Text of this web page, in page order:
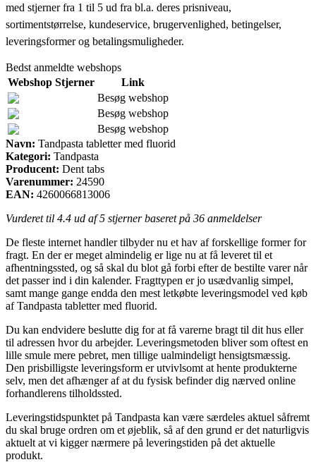
med stjerner fra 1 til 5 ud fra bl.a. deres prisniveau,
sortimentstørrelse, kundeservice, brugervenlighed, betingelser,
leveringsformer og betalingsmuligheder.
Bedst anmeldte webshops
Webshop Stjerner
Link
Besøg webshop
Besøg webshop
Besøg webshop
Navn: Tandpasta tabletter med fluorid
Kategori: Tandpasta
Producent: Dent tabs
Varenummer: 24590
EAN: 4260066813006
Vurderet til 4.4 ud af 5 stjerner baseret på 36 anmeldelser
De fleste internet handler tilbyder nu et hav af forskellige former for
fragt. En der er meget almindelig er lige nu at få leveret til et
afhentningssted, og så skal du blot gå forbi efter de bestilte varer når
det passer ind i din kalender. Fragttypen er jo usædvanlig simpel,
samt mange gange endda den mest letkøbte leveringsmodel ved køb
af Tandpasta tabletter med fluorid.
Du kan endvidere beslutte dig for at få varerne bragt til dit hus eller
til adressen hvor du arbejder. Leveringsmetoden bliver som oftest en
lille smule mere pebret, men tillige ualmindeligt hensigtsmæssig.
Den prisbilligste leveringsform er utvivlsomt at hente produkterne
selv, men det afhænger af at du fysisk befinder dig nærved online
forhandlerens tilholdssted.
Leveringstidspunktet på Tandpasta kan være særdeles aktuel såfremt
du skal bruge ordren om et øjeblik, så af den grund er det naturligvis
aktuelt at vi kigger nærmere på leveringstiden på det aktuelle
produkt.